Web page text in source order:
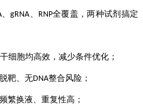
、gRNA、 RNP全覆盖，两种试剂搞定
干细胞均高效，减少条件优化 ；
靶、无DNA整合风险 ；
繁换液、重复性高 ；